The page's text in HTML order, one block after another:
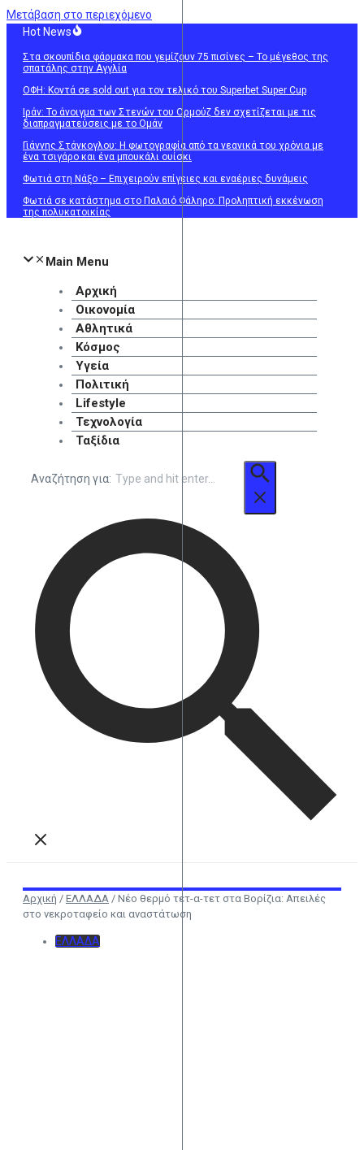
Μετάβαση στο περιεχόμενο
Hot News
Στα σκουπίδια φάρμακα που γεμίζουν 75 πισίνες – Το μέγεθος της
σπατάλης στην Αγγλία
ΟΦΗ: Κοντά σε sold out για τον τελικό του Superbet Super Cup
Ιράν: Το άνοιγμα των Στενών του Ορμούζ δεν σχετίζεται με τις
διαπραγματεύσεις με το Ομάν
Γιάννης Στάνκογλου: Η φωτογραφία από τα νεανικά του χρόνια με
ένα τσιγάρο και ένα μπουκάλι ουίσκι
Φωτιά στη Νάξο – Επιχειρούν επίγειες και εναέριες δυνάμεις
Φωτιά σε κατάστημα στο Παλαιό Φάληρο: Προληπτική εκκένωση
της πολυκατοικίας
Main Menu
Αρχική
Οικονομία
Αθλητικά
Κόσμος
Υγεία
Πολιτική
Lifestyle
Τεχνολογία
Ταξίδια
Αναζήτηση για:
Αρχική / ΕΛΛΑΔΑ / Νέο θερμό τετ-α-τετ στα Βορίζια: Απειλές
στο νεκροταφείο και αναστάτωση
ΕΛΛΑΔΑ